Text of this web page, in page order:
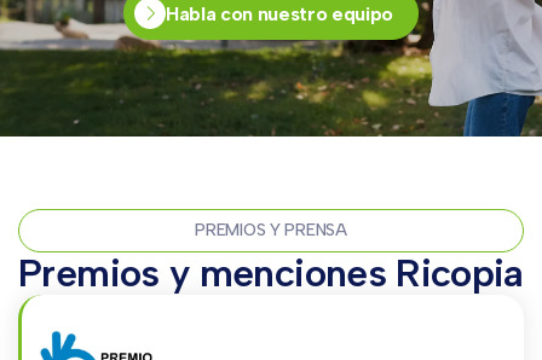
Habla con nuestro equipo
PREMIOS Y PRENSA
Premios y menciones Ricopia